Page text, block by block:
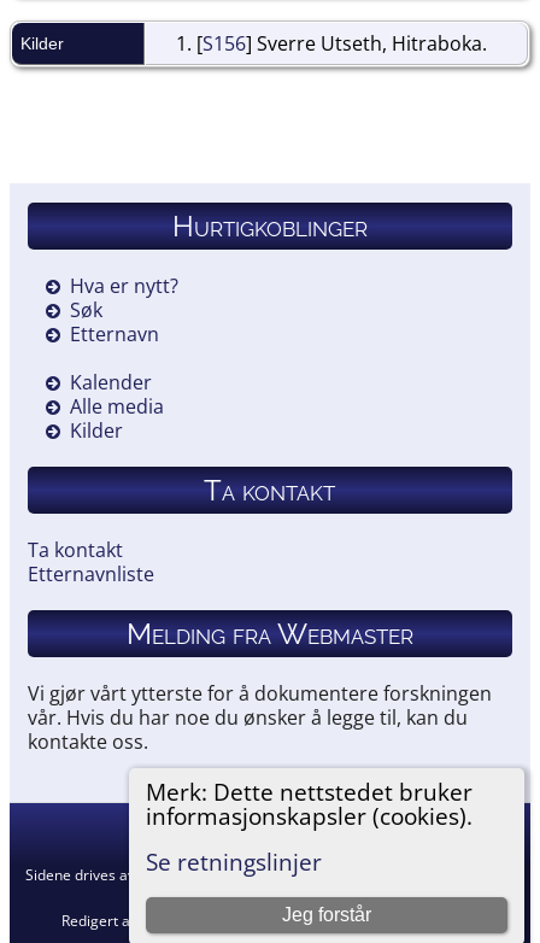
Merk: Dette nettstedet bruker
informasjonskapsler (cookies).
Se retningslinjer
Jeg forstår
Kilder [S156] Sverre Utseth, Hitraboka.
Hurtigkoblinger
Hva er nytt?
Søk
Etternavn
Kalender
Alle media
Kilder
Ta kontakt
Ta kontakt
Etternavnliste
Melding fra Webmaster
Vi gjør vårt ytterste for å dokumentere forskningen
vår. Hvis du har noe du ønsker å legge til, kan du
kontakte oss.
Hemneslekt 2026
Sidene drives av The Next Generation of Genealogy Sitebuilding
Redigert av
Retningslinjer for personvern